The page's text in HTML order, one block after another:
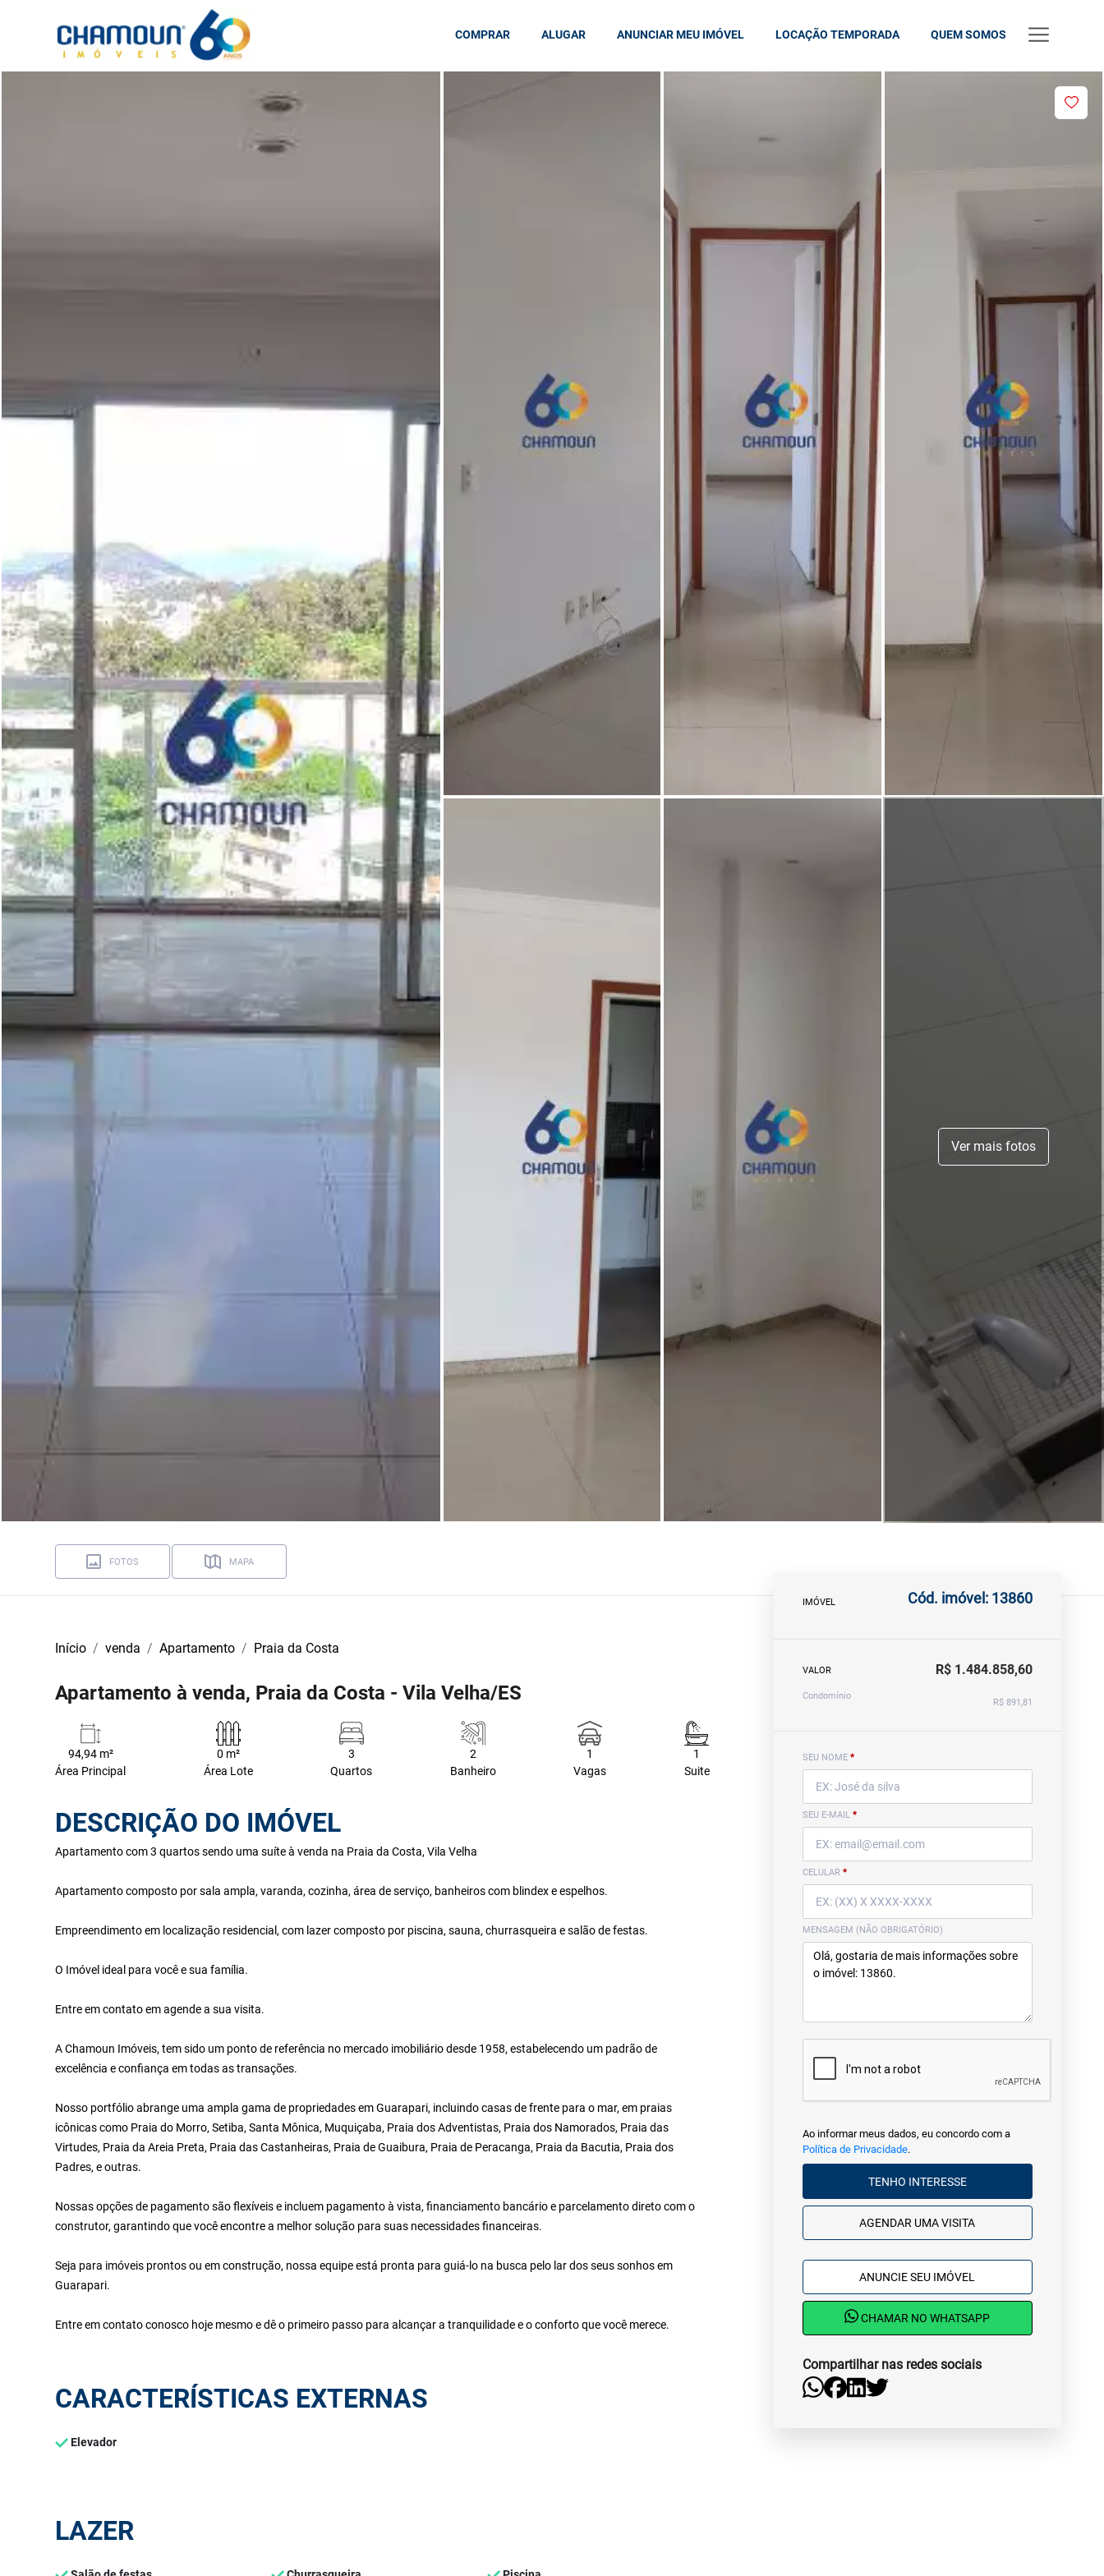
COMPRAR ALUGAR ANUNCIAR MEU IMÓVEL LOCAÇÃO TEMPORADA QUEM SOMOS
Ver mais fotos
FOTOS MAPA
Início venda Apartamento Praia da Costa
Apartamento à venda, Praia da Costa - Vila Velha/ES
94,94 m²
Área Principal
0 m²
Área Lote
3
Quartos
2
Banheiro
1
Vagas
1
Suite
DESCRIÇÃO DO IMÓVEL
Apartamento com 3 quartos sendo uma suíte à venda na Praia da Costa, Vila Velha
Apartamento composto por sala ampla, varanda, cozinha, área de serviço, banheiros com blindex e espelhos.
Empreendimento em localização residencial, com lazer composto por piscina, sauna, churrasqueira e salão de festas.
O Imóvel ideal para você e sua família.
Entre em contato em agende a sua visita.
A Chamoun Imóveis, tem sido um ponto de referência no mercado imobiliário desde 1958, estabelecendo um padrão de
excelência e confiança em todas as transações.
Nosso portfólio abrange uma ampla gama de propriedades em Guarapari, incluindo casas de frente para o mar, em praias
icônicas como Praia do Morro, Setiba, Santa Mônica, Muquiçaba, Praia dos Adventistas, Praia dos Namorados, Praia das
Virtudes, Praia da Areia Preta, Praia das Castanheiras, Praia de Guaibura, Praia de Peracanga, Praia da Bacutia, Praia dos
Padres, e outras.
Nossas opções de pagamento são flexíveis e incluem pagamento à vista, financiamento bancário e parcelamento direto com o
construtor, garantindo que você encontre a melhor solução para suas necessidades financeiras.
Seja para imóveis prontos ou em construção, nossa equipe está pronta para guiá-lo na busca pelo lar dos seus sonhos em
Guarapari.
Entre em contato conosco hoje mesmo e dê o primeiro passo para alcançar a tranquilidade e o conforto que você merece.
CARACTERÍSTICAS EXTERNAS
Elevador
LAZER
IMÓVEL Cód. imóvel: 13860
VALOR R$ 1.484.858,60
Condomínio
R$ 891,81
SEU NOME *
SEU E-MAIL *
CELULAR *
MENSAGEM (NÃO OBRIGATÓRIO)
Ao informar meus dados, eu concordo com a
Política de Privacidade.
TENHO INTERESSE
AGENDAR UMA VISITA
ANUNCIE SEU IMÓVEL
CHAMAR NO WHATSAPP
Compartilhar nas redes sociais